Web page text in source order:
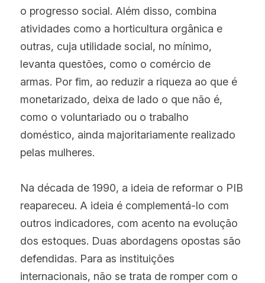
o progresso social. Além disso, combina
atividades como a horticultura orgânica e
outras, cuja utilidade social, no mínimo,
levanta questões, como o comércio de
armas. Por fim, ao reduzir a riqueza ao que é
monetarizado, deixa de lado o que não é,
como o voluntariado ou o trabalho
doméstico, ainda majoritariamente realizado
pelas mulheres.
Na década de 1990, a ideia de reformar o PIB
reapareceu. A ideia é complementá-lo com
outros indicadores, com acento na evolução
dos estoques. Duas abordagens opostas são
defendidas. Para as instituições
internacionais, não se trata de romper com o